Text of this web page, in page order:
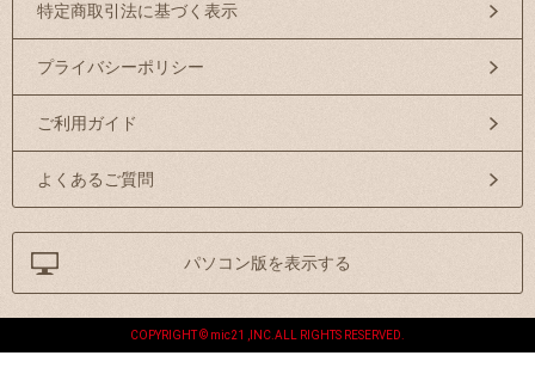
特定商取引法に基づく表示
プライバシーポリシー
ご利用ガイド
よくあるご質問
パソコン版を表示する
COPYRIGHT © mic21 ,INC.ALL RIGHTS RESERVED.